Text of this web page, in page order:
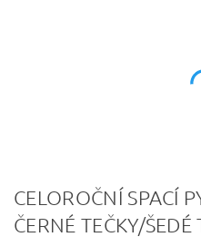
CELOROČNÍ SPACÍ
ČERNÉ TEČKY/ŠEDÉ